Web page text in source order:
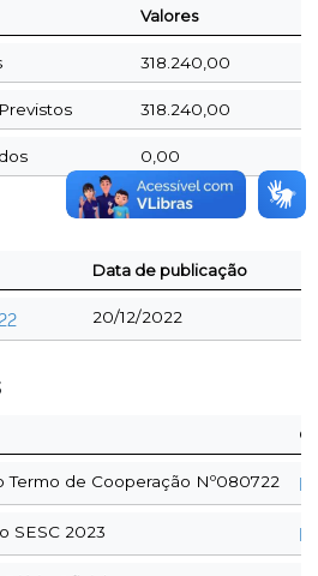
Valores
318.240,00
318.240,00
0,00
Data de publicação
20/12/2022
Termo de Cooperação Nº080722
SESC 2023